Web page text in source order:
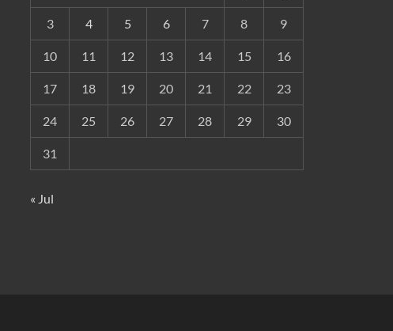
3 4 5 6 7 8 9
10 11 12 13 14 15 16
17 18 19 20 21 22 23
24 25 26 27 28 29 30
31
« Jul